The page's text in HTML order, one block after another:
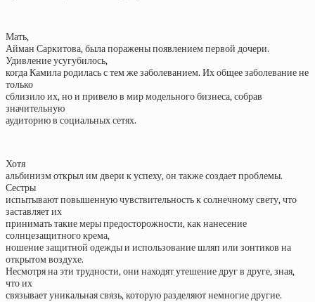
Мать,
Айман Саркитова, была поражены появлением первой дочери.
Удивление усугубилось,
когда Камила родилась с тем же заболеванием. Их общее заболевание не
только
сблизило их, но и привело в мир модельного бизнеса, собрав
значительную
аудиторию в социальных сетях.
Хотя
альбинизм открыл им двери к успеху, он также создает проблемы.
Сестры
испытывают повышенную чувствительность к солнечному свету, что
заставляет их
принимать такие меры предосторожности, как нанесение
солнцезащитного крема,
ношение защитной одежды и использование шляп или зонтиков на
открытом воздухе.
Несмотря на эти трудности, они находят утешение друг в друге, зная,
что их
связывает уникальная связь, которую разделяют немногие другие.